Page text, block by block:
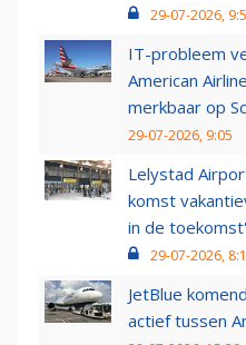
29-07-2026,
IT-probleem
American
merkbaar op
29-07-2026, 9:05
Lelystad
komst
in de toekomst'
29-07-2026,
JetBlue
actief tussen